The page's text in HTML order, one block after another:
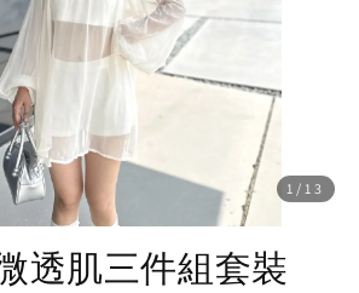
1 /13
透肌三件組套裝